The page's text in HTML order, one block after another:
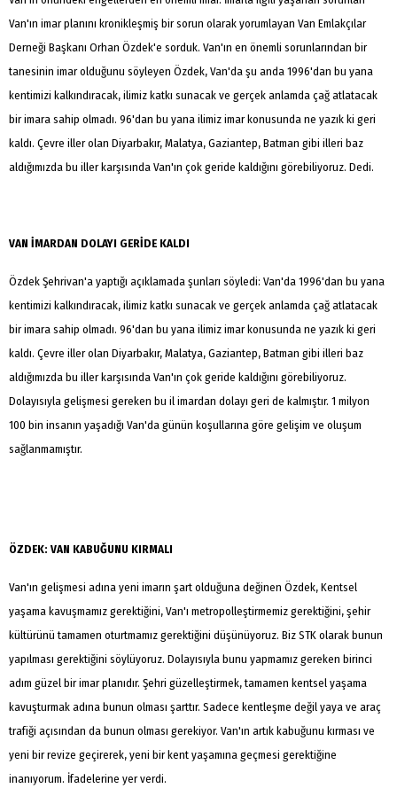
Van'ın imar planını kronikleşmiş bir sorun olarak yorumlayan Van Emlakçılar
Derneği Başkanı Orhan Özdek'e sorduk. Van'ın en önemli sorunlarından bir
tanesinin imar olduğunu söyleyen Özdek, Van'da şu anda 1996'dan bu yana
kentimizi kalkındıracak, ilimiz katkı sunacak ve gerçek anlamda çağ atlatacak
bir imara sahip olmadı. 96'dan bu yana ilimiz imar konusunda ne yazık ki geri
kaldı. Çevre iller olan Diyarbakır, Malatya, Gaziantep, Batman gibi illeri baz
aldığımızda bu iller karşısında Van'ın çok geride kaldığını görebiliyoruz. Dedi.
VAN İMARDAN DOLAYI GERİDE KALDI
Özdek Şehrivan'a yaptığı açıklamada şunları söyledi: Van'da 1996'dan bu yana
kentimizi kalkındıracak, ilimiz katkı sunacak ve gerçek anlamda çağ atlatacak
bir imara sahip olmadı. 96'dan bu yana ilimiz imar konusunda ne yazık ki geri
kaldı. Çevre iller olan Diyarbakır, Malatya, Gaziantep, Batman gibi illeri baz
aldığımızda bu iller karşısında Van'ın çok geride kaldığını görebiliyoruz.
Dolayısıyla gelişmesi gereken bu il imardan dolayı geri de kalmıştır. 1 milyon
100 bin insanın yaşadığı Van'da günün koşullarına göre gelişim ve oluşum
sağlanmamıştır.
ÖZDEK: VAN KABUĞUNU KIRMALI
Van'ın gelişmesi adına yeni imarın şart olduğuna değinen Özdek, Kentsel
yaşama kavuşmamız gerektiğini, Van'ı metropolleştirmemiz gerektiğini, şehir
kültürünü tamamen oturtmamız gerektiğini düşünüyoruz. Biz STK olarak bunun
yapılması gerektiğini söylüyoruz. Dolayısıyla bunu yapmamız gereken birinci
adım güzel bir imar planıdır. Şehri güzelleştirmek, tamamen kentsel yaşama
kavuşturmak adına bunun olması şarttır. Sadece kentleşme değil yaya ve araç
trafiği açısından da bunun olması gerekiyor. Van'ın artık kabuğunu kırması ve
yeni bir revize geçirerek, yeni bir kent yaşamına geçmesi gerektiğine
inanıyorum. İfadelerine yer verdi.